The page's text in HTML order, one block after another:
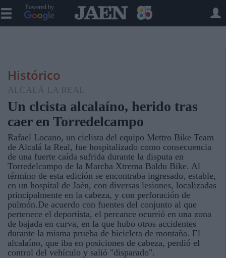
Powered by
Histórico
ALCALÁ LA REAL
Un clcista alcalaíno, herido tras
caer en Torredelcampo
Rafael Locano, un ciclista del equipo Mettro Bike Team
de Alcalá la Real, fue hospitalizado como consecuencia
de una fuerte caída sufrida durante la disputa en
Torredelcampo de la Marcha Xtrema Baldu Bike. Al
término de esta edición se encontraba ingresado, estable,
en un hospital de Jaén, con diversas lesiones, localizadas
principalmente en la cabeza, y con perforación de
pulmón.De acuerdo con fuentes del conjunto al que
pertenece el deportista, el percance ocurrió en una zona
de bajada en curva, en la que hubo otros accidentes
durante la misma prueba de bicicleta de montaña. El
alcalaíno, que iba en posiciones de cabeza, perdió el
control del vehículo y salió "disparado".